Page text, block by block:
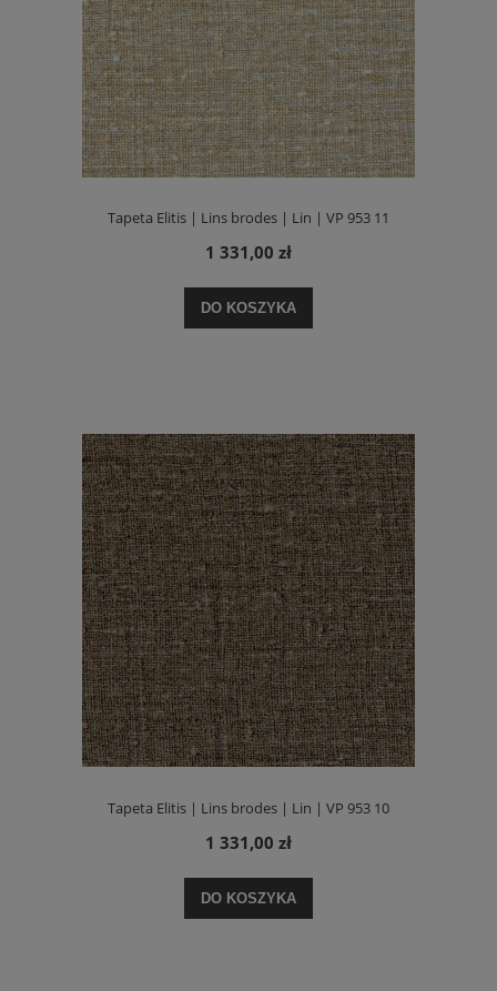
Tapeta Elitis | Lins brodes | Lin | VP 953 11
1 331,00 zł
DO KOSZYKA
Tapeta Elitis | Lins brodes | Lin | VP 953 10
1 331,00 zł
DO KOSZYKA